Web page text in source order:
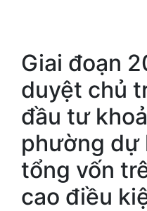
Giai đoạn
duyệt chủ
đầu tư
phường dự
tổng vốn
cao điều